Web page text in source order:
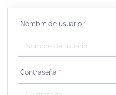
Nombre de usuario *
Contraseña *